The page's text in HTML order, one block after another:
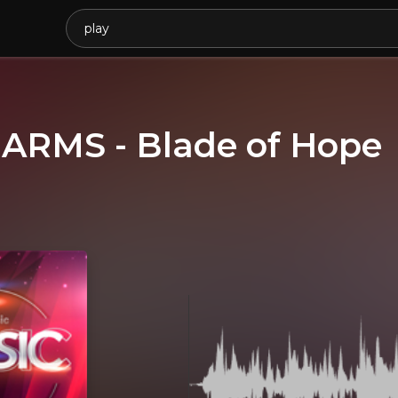
- Blade of Hope